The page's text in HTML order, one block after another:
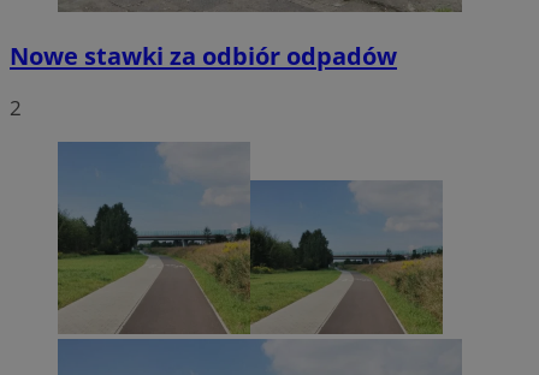
Nowe stawki za odbiór odpadów
2